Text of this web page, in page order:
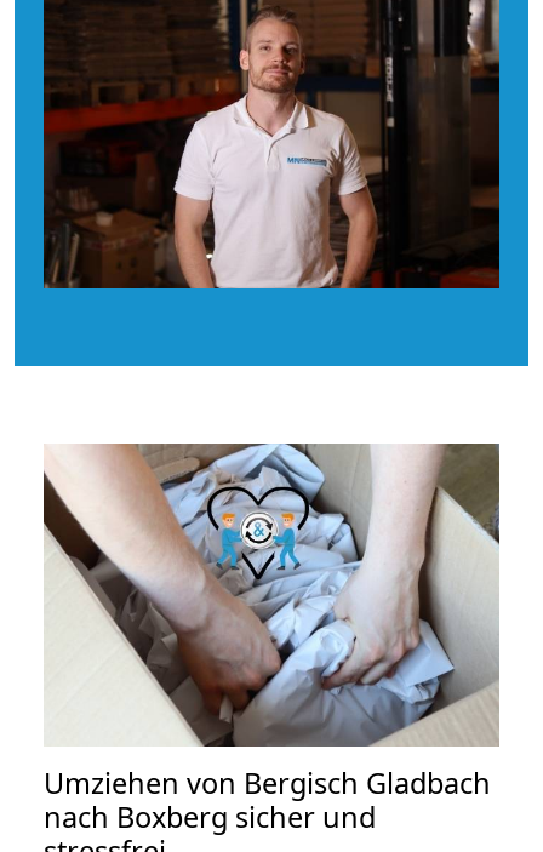
Umziehen von Bergisch Gladbach
nach Boxberg sicher und